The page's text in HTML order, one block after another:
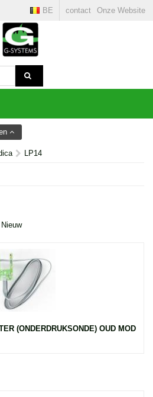
contact Onze Website
BE
LP14
Nieuw
(ONDERDRUKSONDE) OUD MOD